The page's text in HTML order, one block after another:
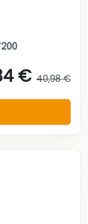
€ 40,98 €